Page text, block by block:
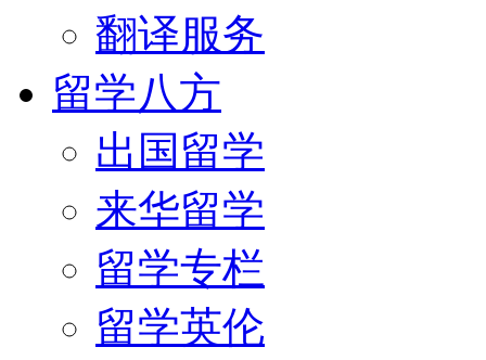
翻译服务
留学八方
出国留学
来华留学
留学专栏
留学英伦